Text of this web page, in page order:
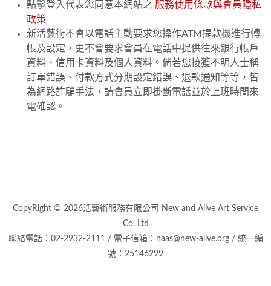
點擊登入代表您同意本網站之 服務使用條款與會員隱私
政策
新活藝術不會以電話主動要求您操作ATM提款機進行轉
帳及設定，更不會要求會員在電話中提供往來銀行帳戶
資料、信用卡資料及個人資料。倘若您接獲不明人士稱
訂單錯誤、付款方式分期設定錯誤、退款通知等等，皆
為網路詐騙手法，請會員立即掛斷電話並於上班時間來
電確認。
CopyRight © 2026活藝術服務有限公司 New and Alive Art Service
Co. Ltd
聯絡電話：02-2932-2111 / 電子信箱：naas@new-alive.org / 統一編
號：25146299